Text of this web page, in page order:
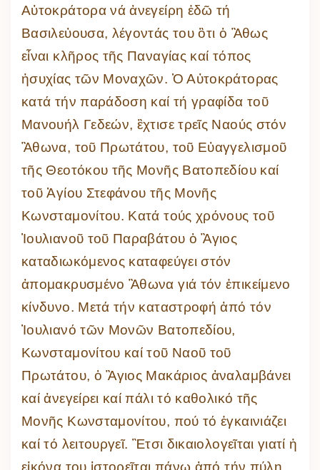
Αὐτοκράτορα νά ἀνεγείρη ἐδῶ τή
Βασιλεὐουσα, λέγοντάς του ὃτι ὁ Ἂθως
εἶναι κλῆρος τῆς Παναγίας καί τόπος
ἡσυχίας τῶν Μοναχῶν. Ὁ Αὐτοκράτορας
κατά τήν παράδοση καί τή γραφίδα τοῦ
Μανουήλ Γεδεών, ἒχτισε τρεῖς Ναούς στόν
Ἂθωνα, τοῦ Πρωτάτου, τοῦ Εὐαγγελισμοῦ
τῆς Θεοτόκου τῆς Μονῆς Βατοπεδίου καί
τοῦ Ἁγίου Στεφάνου τῆς Μονῆς
Κωνσταμονίτου. Κατά τούς χρόνους τοῦ
Ἰουλιανοῦ τοῦ Παραβάτου ὁ Ἃγιος
καταδιωκόμενος καταφεύγει στόν
ἀπομακρυσμένο Ἂθωνα γιά τόν ἐπικείμενο
κίνδυνο. Μετά τήν καταστροφή ἀπό τόν
Ἰουλιανό τῶν Μονῶν Βατοπεδίου,
Κωνσταμονίτου καί τοῦ Ναοῦ τοῦ
Πρωτάτου, ὁ Ἃγιος Μακάριος ἀναλαμβάνει
καί ἀνεγείρει καί πάλι τό καθολικό τῆς
Μονῆς Κωνσταμονίτου, πού τό ἐγκαινιάζει
καί τό λειτουργεῖ. Ἒτσι δικαιολογεῖται γιατί ἡ
εἰκόνα του ἱστορεῖται πάνω ἀπό τήν πύλη